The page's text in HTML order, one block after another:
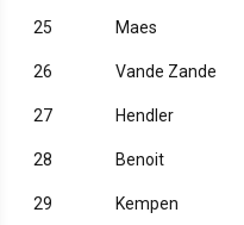
25 Maes
26 Vande Zande
27 Hendler
28 Benoit
29 Kempen